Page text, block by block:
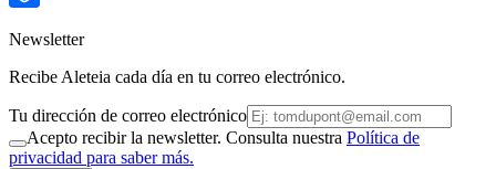
Newsletter
Recibe Aleteia cada día en tu correo electrónico.
Tu dirección de correo electrónico
Acepto recibir la newsletter. Consulta nuestra Política de
privacidad para saber más.